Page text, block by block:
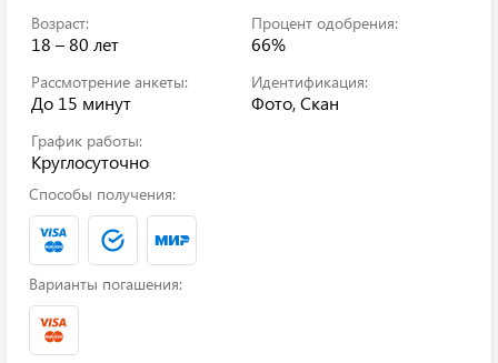
Возраст:
18 – 80 лет
Процент одобрения:
66%
Рассмотрение анкеты:
До 15 минут
Идентификация:
Фото, Скан
График работы:
Круглосуточно
Способы получения:
Варианты погашения: